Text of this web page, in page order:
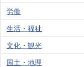
労働
生活・福祉
文化・観光
国土・地理